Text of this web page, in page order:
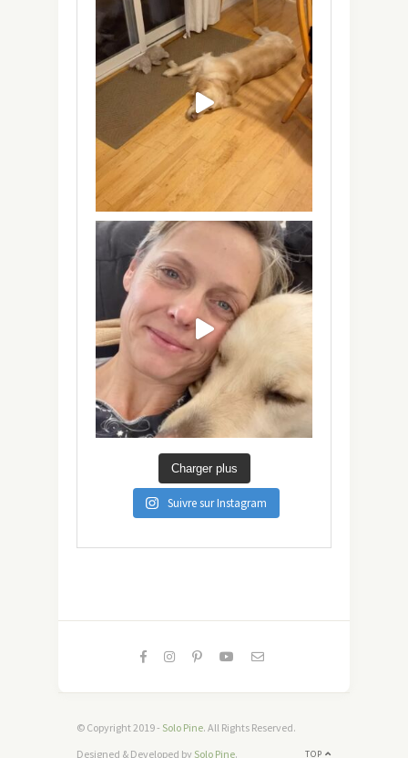
Charger plus
Suivre sur Instagram
© Copyright 2019 - Solo Pine. All Rights Reserved.
TOP
Designed & Developed by Solo Pine.